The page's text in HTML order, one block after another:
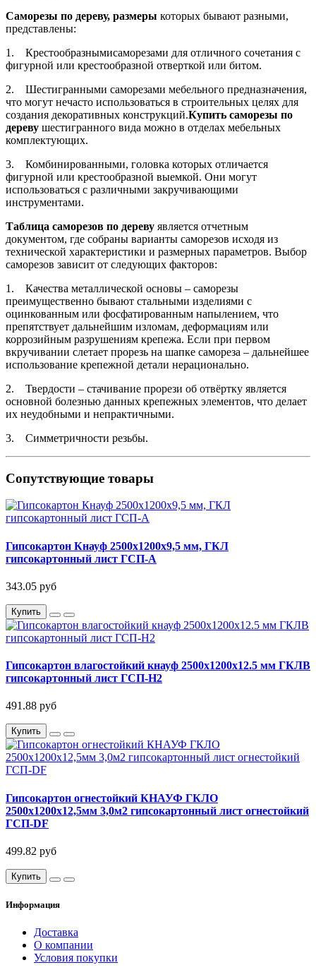
Саморезы по дереву, размеры которых бывают разными,
представлены:
1. Крестообразнымисаморезами для отличного сочетания с
фигурной или крестообразной отверткой или битом.
2. Шестигранными саморезами мебельного предназначения,
что могут нечасто использоваться в строительных целях для
создания декоративных конструкций.Купить саморезы по
дереву шестигранного вида можно в отделах мебельных
комплектующих.
3. Комбинированными, головка которых отличается
фигурной или крестообразной выемкой. Они могут
использоваться с различными закручивающими
инструментами.
Таблица саморезов по дереву является отчетным
документом, где собраны варианты саморезов исходя из
технической характеристики и размерных параметров. Выбор
саморезов зависит от следующих факторов:
1. Качества металлической основы – саморезы
преимущественно бывают стальными изделиями с
оцинкованным или фосфатированным напылением, что
препятствует дальнейшим изломам, деформациям или
коррозийным разрушениям крепежа. Если при первом
вкручивании слетает прорезь на шапке самореза – дальнейшее
использование крепежной детали нерационально.
2. Твердости – стачивание прорези об отвёртку является
основной болезнью данных крепежных элементов, что делает
их неудобными и непрактичными.
3. Симметричности резьбы.
Сопутствующие товары
Гипсокартон Кнауф 2500х1200х9,5 мм, ГКЛ
гипсокартонный лист ГСП-А
343.05 руб
Купить
Гипсокартон влагостойкий кнауф 2500х1200х12.5 мм ГКЛВ
гипсокартонный лист ГСП-Н2
491.88 руб
Купить
Гипсокартон огнестойкий КНАУФ ГКЛО
2500х1200х12,5мм 3,0м2 гипсокартонный лист огнестойкий
ГСП-DF
499.82 руб
Купить
Информация
Доставка
О компании
Условия покупки